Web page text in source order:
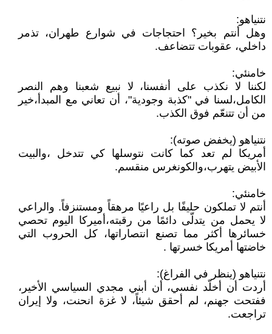
نتنياهو:
وهل أنتم بخير؟ احتجاجات في شوارع طهران، تذمر
داخلي، عقوبات تتضاعف.
خامنئي:
لكننا لا نكذب على أنفسنا، لا نبيع شعبنا وهم النصر
الكامل،لسنا في "كذبة وجودية"، أن تعاني مع المبدأ،خير
من أن تتنعّم فوق الكذب.
نتنياهو (يخفض صوته):
أمريكا لم تعد كما كانت نتوسلها كي تتدخل ،والبيت
الأبيض يتهرب،والكونغرس منقسم.
خامنئي:
أنتم لا تملكون حليفًا بل راعيًا مرهقاً ومستنزفاً. والراعي
لا يحمل من يتدلّى دائمًا من رقبته،أميركا اليوم تحصي
خسائرها أكثر مما تصنع انتصاراتها، كل الحروب التي
خاضتها أمريكا خسرتها .
نتنياهو (ينظر في الفراغ):
أردت أن أخلّد نفسي، أن أبني مجدي السياسي الأخير،
ففتحت جهنم، لم أحقق شيئاً، لا غزة انحنت، ولا إيران
تراجعت.